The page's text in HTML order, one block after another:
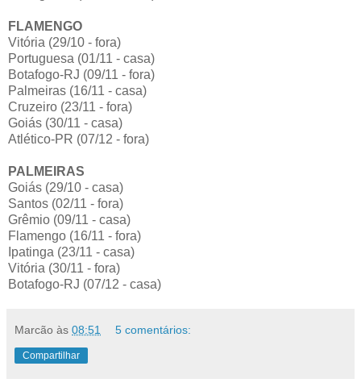
FLAMENGO
Vitória (29/10 - fora)
Portuguesa (01/11 - casa)
Botafogo-RJ (09/11 - fora)
Palmeiras (16/11 - casa)
Cruzeiro (23/11 - fora)
Goiás (30/11 - casa)
Atlético-PR (07/12 - fora)
PALMEIRAS
Goiás (29/10 - casa)
Santos (02/11 - fora)
Grêmio (09/11 - casa)
Flamengo (16/11 - fora)
Ipatinga (23/11 - casa)
Vitória (30/11 - fora)
Botafogo-RJ (07/12 - casa)
Marcão às 08:51 5 comentários:
Compartilhar